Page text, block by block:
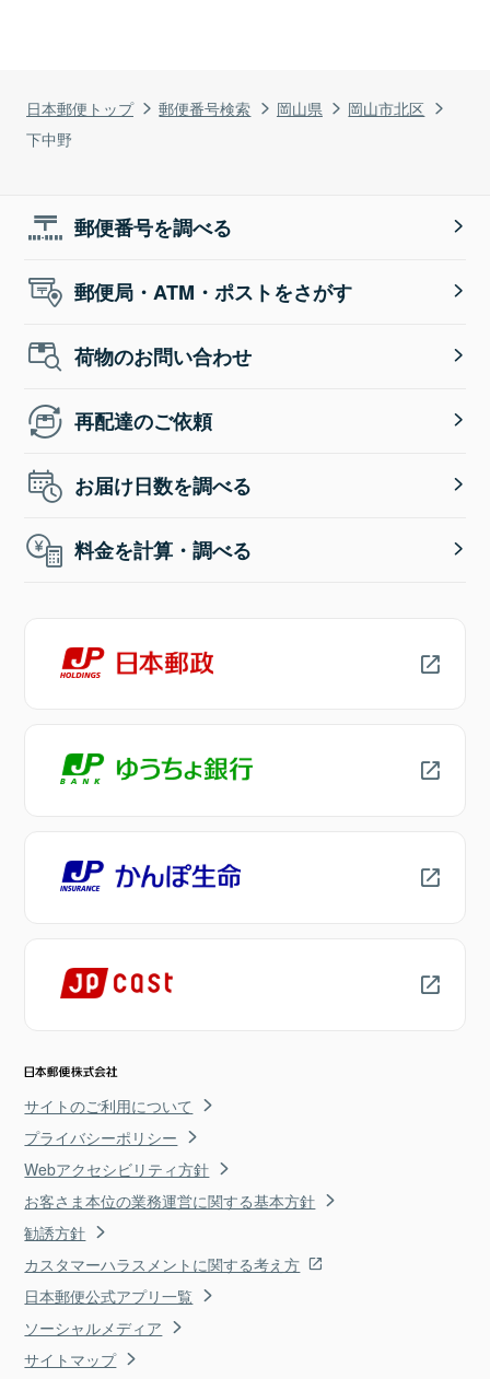
日本郵便トップ 郵便番号検索 岡山県
岡山市北区
下中野
郵便番号を調べる
郵便局・ATM・ポストをさがす
荷物のお問い合わせ
再配達のご依頼
お届け日数を調べる
料金を計算・調べる
サイトのご利用について
プライバシーポリシー
Webアクセシビリティ方針
お客さま本位の業務運営に関する基本方針
勧誘方針
カスタマーハラスメントに関する考え方
日本郵便公式アプリ一覧
ソーシャルメディア
サイトマップ